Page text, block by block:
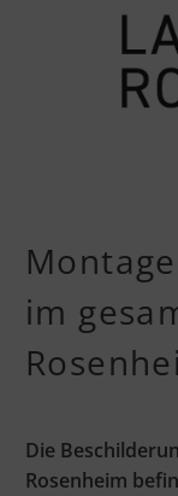
im
Die
Rosenheim